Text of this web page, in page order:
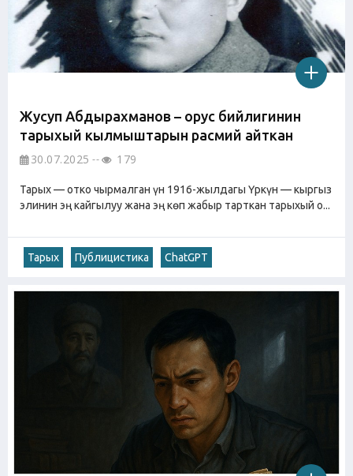
Жусуп Абдырахманов – орус бийлигинин
тарыхый кылмыштарын расмий айткан
30.07.2025 179
Тарых — отко чырмалган үн 1916-жылдагы Үркүн — кыргыз
элинин эң кайгылуу жана эң көп жабыр тарткан тарыхый о...
Тарых Публицистика ChatGPT